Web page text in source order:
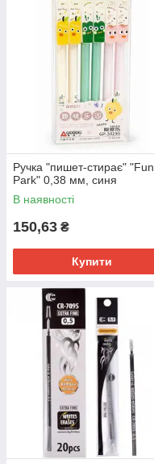
Ручка "пишет-стирає" "Fun
Park" 0,38 мм, синя
В наявності
150,63 ₴
Купити